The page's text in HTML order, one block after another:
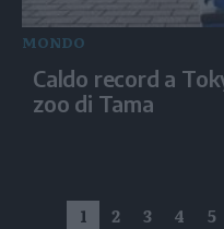
MONDO
Caldo record a
zoo di Tama
1 2 3 4 5